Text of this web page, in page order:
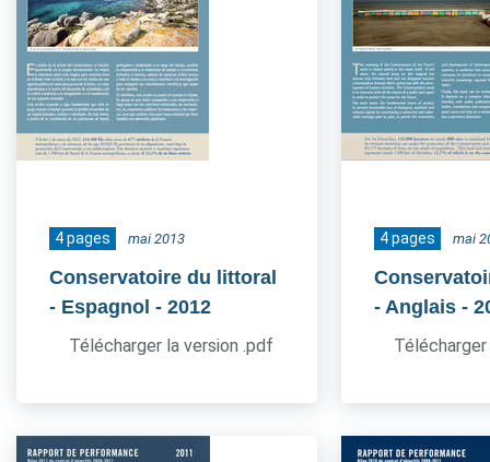
4 pages mai 2013
Conservatoire du littoral
- Espagnol - 2012
Télécharger la version .pdf
4 pages mai
- Anglais -